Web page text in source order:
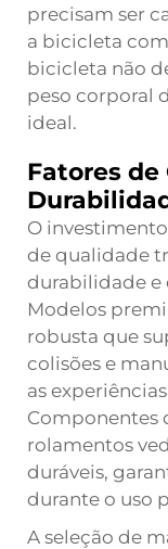
precisam ser
a bicicleta
bicicleta não
peso corporal
ideal.
Fatores
O
de qualidade
durabilidade e
Modelos
robusta que
colisões e
as
Componentes
rolamentos
duráveis,
durante o uso
A seleção de